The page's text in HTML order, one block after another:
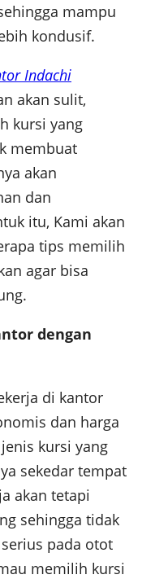
mampu
kondusif.
Indachi
akan sulit,
kursi yang
membuat
akan
dan
itu, Kami akan
tips memilih
agar bisa
dengan
di kantor
dan harga
kursi yang
sekedar tempat
akan tetapi
sehingga tidak
pada otot
memilih kursi